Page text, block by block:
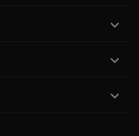


